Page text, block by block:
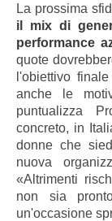
La prossima
il mix di
performance
quote
l'obiettivo
anche le
puntualizza
concreto, in
donne che
nuova
«Altrimenti
non sia
un'occasione